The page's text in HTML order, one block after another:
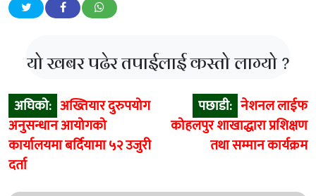
यो खबर पढेर तपाईलाई कस्तो लाग्यो ?
Post
navigation
अघिको: अख्तियार दुरुपयोग
अनुसन्धान आयोगको
कार्यालयमा बर्दियामा ५२ उजुरी
दर्ता
पछाडी: नेशनल लाईफ
कोहलपुर शाखाद्धारा प्रशिक्षण
तथा सम्मान कार्यक्रम